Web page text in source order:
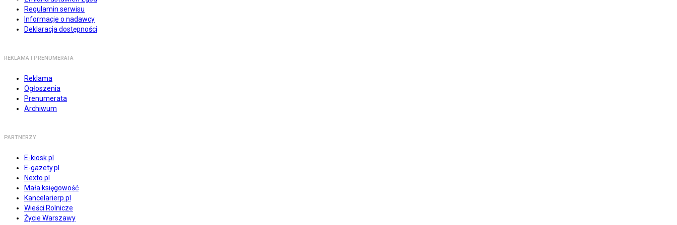
Regulamin serwisu
Informacje o nadawcy
Deklaracja dostępności
REKLAMA I PRENUMERATA
Reklama
Ogłoszenia
Prenumerata
Archiwum
PARTNERZY
E-kiosk.pl
E-gazety.pl
Nexto.pl
Mała księgowość
Kancelarierp.pl
Wieści Rolnicze
Życie Warszawy